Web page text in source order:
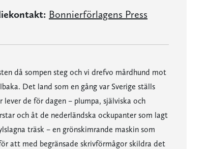
Bonnierförlagens Press
då sompen steg och vi drefvo mårdhund mot
Det land som en gång var Sverige ställs
de för dagen – plumpa, själviska och
och åt de nederländska ockupanter som lagt
träsk – en grönskimrande maskin som
att med begränsade skrivförmågor skildra det